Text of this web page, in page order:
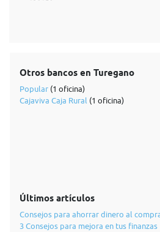
Otros bancos en Turegano
Popular (1 oficina)
Cajaviva Caja Rural (1 oficina)
Últimos artículos
Consejos para ahorrar dinero al
3 Consejos para mejora en tus finanzas